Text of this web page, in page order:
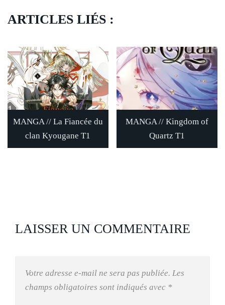
ARTICLES LIÉS :
MANGA // La Fiancée du
clan Kyougane T1
MANGA // Kingdom of
Quartz T1
LAISSER UN COMMENTAIRE
Votre adresse e-mail ne sera pas publiée. Les
champs obligatoires sont indiqués avec *